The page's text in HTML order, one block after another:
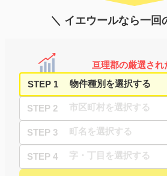
＼ イエウールなら一回
亘理郡の厳選さ
STEP 1
STEP 2
STEP 3
STEP 4